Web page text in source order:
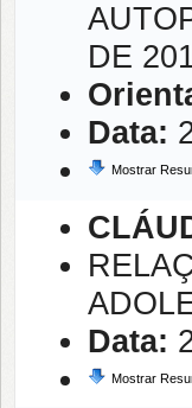
DE
Data:
Mostrar
Data:
Mostrar